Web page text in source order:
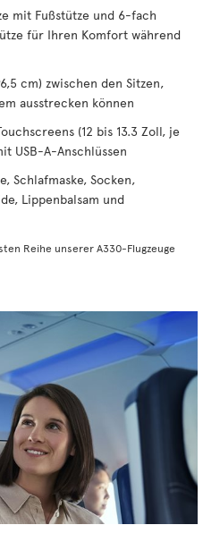
mit Fußstütze und 6-fach
für Ihren Komfort während
cm) zwischen den Sitzen,
ausstrecken können
(12 bis 13.3 Zoll, je
USB-A-Anschlüssen
Schlafmaske, Socken,
Lippenbalsam und
Reihe unserer A330-Flugzeuge